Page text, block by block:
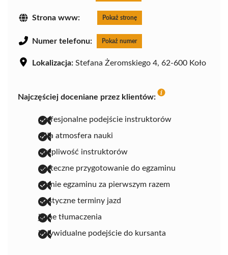
Strona www: Pokaż stronę
Numer telefonu: Pokaż numer
Lokalizacja: Stefana Żeromskiego 4, 62-600 Koło
Najczęściej doceniane przez klientów:
profesjonalne podejście instruktorów
miła atmosfera nauki
cierpliwość instruktorów
skuteczne przygotowanie do egzaminu
zdanie egzaminu za pierwszym razem
elastyczne terminy jazd
jasne tłumaczenia
indywidualne podejście do kursanta